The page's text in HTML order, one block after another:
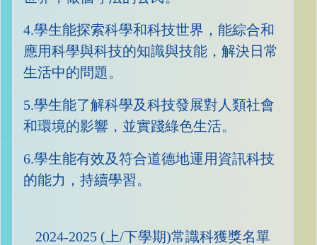
4.學生能探索科學和科技世界，能綜合和
應用科學與科技的知識與技能，解決日常
生活中的問題。
5.學生能了解科學及科技發展對人類社會
和環境的影響，並實踐綠色生活。
6.學生能有效及符合道德地運用資訊科技
的能力，持續學習。
2024-2025 (上/下學期)常識科獲獎名單